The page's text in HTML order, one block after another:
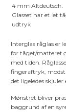
4 mm Altdeutsch.
Glasset har et let
udtryk
Interglas råglas er
for tåget/matteret
med tiden.
fingeraftryk,
det ligeledes
Mønstret bliver
baggrund af en